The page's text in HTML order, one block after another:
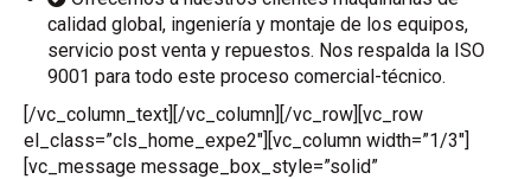
calidad global, ingeniería y montaje de los equipos,
servicio post venta y repuestos. Nos respalda la ISO
9001 para todo este proceso comercial-técnico.
[/vc_column_text][/vc_column][/vc_row][vc_row
el_class=”cls_home_expe2″][vc_column width=”1/3″]
[vc_message message_box_style=”solid”